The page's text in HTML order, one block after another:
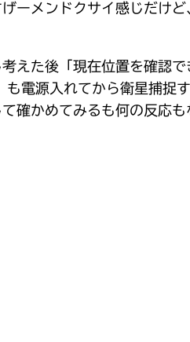
ーメンドクサイ感じだけ
えた後「現在位置を確認
電源入れてから衛星捕捉
確かめてみるも何の反応